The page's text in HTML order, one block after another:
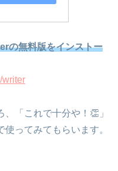
の無料版をインストー
writer
「これで十分や！👏」
ってみてもらいます。